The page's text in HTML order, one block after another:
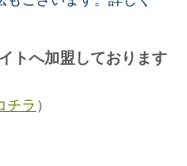
トへ加盟しております
チラ ）